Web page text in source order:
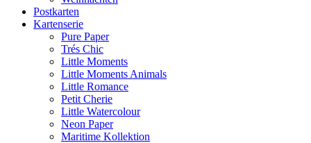
Postkarten
Kartenserie
Pure Paper
Trés Chic
Little Moments
Little Moments Animals
Little Romance
Petit Cherie
Little Watercolour
Neon Paper
Maritime Kollektion